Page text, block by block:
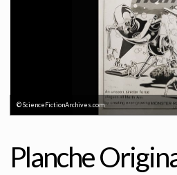
© ScienceFictionArchives.com
Planche